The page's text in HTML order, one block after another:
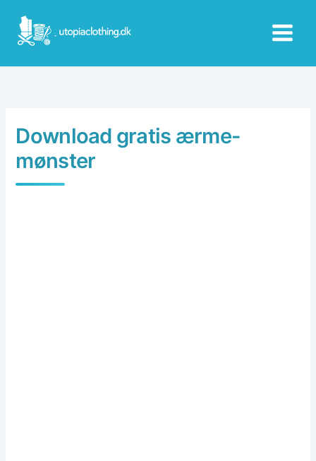
content
Download gratis ærme-
mønster